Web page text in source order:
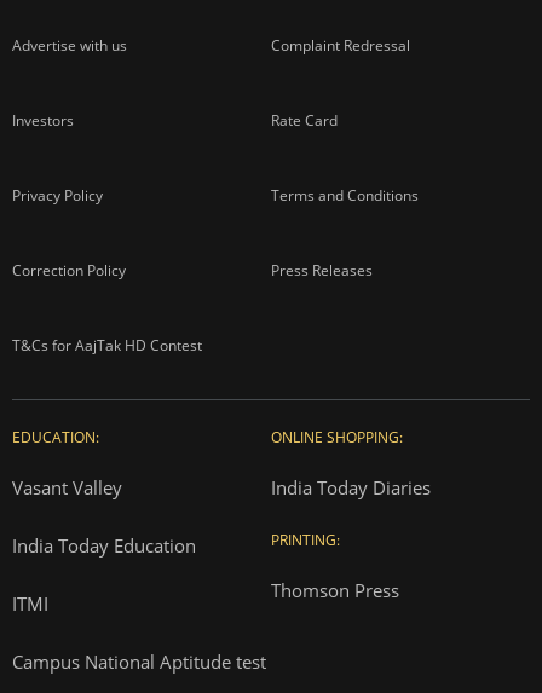
Advertise with us Complaint Redressal
Investors Rate Card
Privacy Policy Terms and Conditions
Correction Policy Press Releases
T&Cs for AajTak HD Contest
EDUCATION:
Vasant Valley
India Today Education
ITMI
Campus National Aptitude test
ONLINE SHOPPING:
India Today Diaries
PRINTING:
Thomson Press